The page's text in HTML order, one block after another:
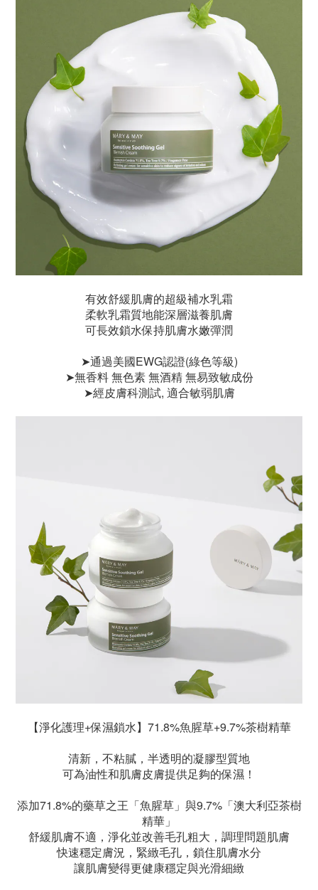
有效舒緩肌膚的超級補水乳霜
柔軟乳霜質地能深層滋養肌膚
可長效鎖水保持肌膚水嫩彈潤
➤通過美國EWG認證(綠色等級)
➤無香料 無色素 無酒精 無易致敏成份
➤經皮膚科測試, 適合敏弱肌膚
【淨化護理+保濕鎖水】71.8%魚腥草+9.7%茶樹精華
清新，不粘膩，半透明的凝膠型質地
可為油性和肌膚皮膚提供足夠的保濕！
添加71.8%的藥草之王「魚腥草」與9.7%「澳大利亞茶樹
精華」
舒緩肌膚不適，淨化並改善毛孔粗大，調理問題肌膚
快速穩定膚況，緊緻毛孔，鎖住肌膚水分
讓肌膚變得更健康穩定與光滑細緻